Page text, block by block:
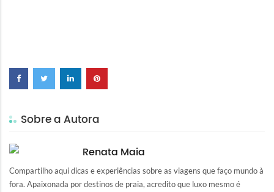
Sobre a Autora
Renata Maia
Compartilho aqui dicas e experiências sobre as viagens que faço mundo à
fora. Apaixonada por destinos de praia, acredito que luxo mesmo é